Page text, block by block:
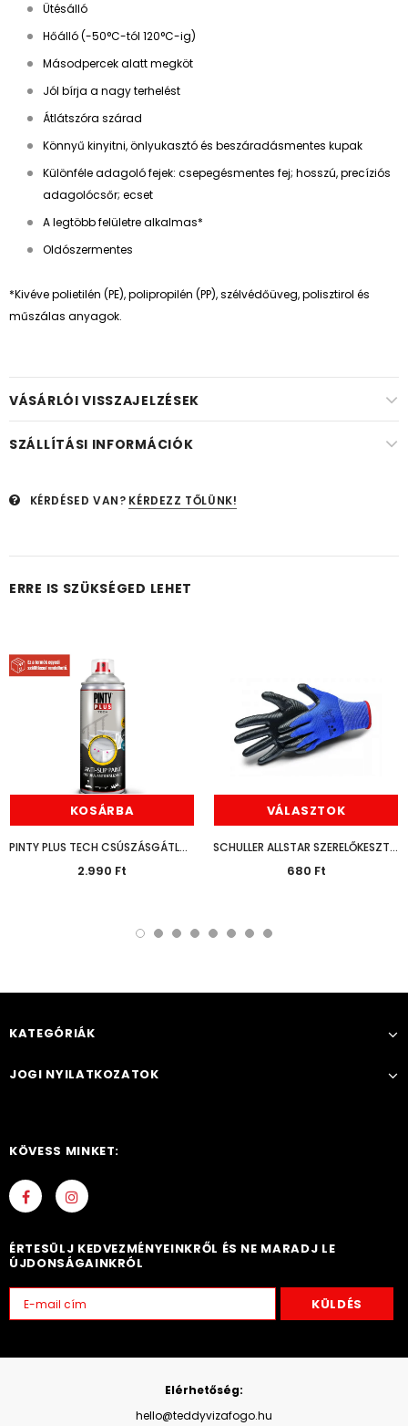
Ütésálló
Hőálló (-50°C-tól 120°C-ig)
Másodpercek alatt megköt
Jól bírja a nagy terhelést
Átlátszóra szárad
Könnyű kinyitni, önlyukasztó és beszáradásmentes kupak
Különféle adagoló fejek: csepegésmentes fej; hosszú, precíziós
adagolócsőr; ecset
A legtöbb felületre alkalmas*
Oldószermentes
*Kivéve polietilén (PE), polipropilén (PP), szélvédőüveg, polisztirol és
műszálas anyagok.
VÁSÁRLÓI VISSZAJELZÉSEK
SZÁLLÍTÁSI INFORMÁCIÓK
KÉRDÉSED VAN? KÉRDEZZ TŐLÜNK!
ERRE IS SZÜKSÉGED LEHET
KOSÁRBA
PINTY PLUS TECH CSÚSZÁSGÁTLÓ SPRAY 400ML
2.990 Ft
VÁLASZTOK
SCHULLER ALLSTAR SZERELŐKESZTYŰ
680 Ft
KATEGÓRIÁK
JOGI NYILATKOZATOK
KÖVESS MINKET:
ÉRTESÜLJ KEDVEZMÉNYEINKRŐL ÉS NE MARADJ LE
ÚJDONSÁGAINKRÓL
Elérhetőség:
hello@teddyvizafogo.hu